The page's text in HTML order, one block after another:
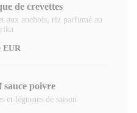
de crevettes
aux anchois, riz parfumé au
EUR
sauce poivre
et légumes de saison